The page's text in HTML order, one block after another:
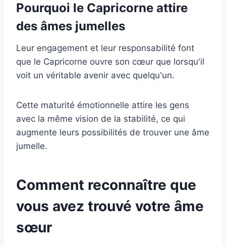
Pourquoi le Capricorne attire
des âmes jumelles
Leur engagement et leur responsabilité font
que le Capricorne ouvre son cœur que lorsqu'il
voit un véritable avenir avec quelqu'un.
Cette maturité émotionnelle attire les gens
avec la même vision de la stabilité, ce qui
augmente leurs possibilités de trouver une âme
jumelle.
Comment reconnaître que
vous avez trouvé votre âme
sœur